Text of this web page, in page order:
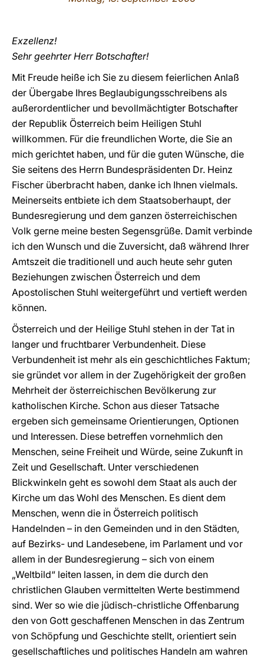
Exzellenz!
Sehr geehrter Herr Botschafter!
Mit Freude heiße ich Sie zu diesem feierlichen Anlaß
der Übergabe Ihres Beglaubigungsschreibens als
außerordentlicher und bevollmächtigter Botschafter
der Republik Österreich beim Heiligen Stuhl
willkommen. Für die freundlichen Worte, die Sie an
mich gerichtet haben, und für die guten Wünsche, die
Sie seitens des Herrn Bundespräsidenten Dr. Heinz
Fischer überbracht haben, danke ich Ihnen vielmals.
Meinerseits entbiete ich dem Staatsoberhaupt, der
Bundesregierung und dem ganzen österreichischen
Volk gerne meine besten Segensgrüße. Damit verbinde
ich den Wunsch und die Zuversicht, daß während Ihrer
Amtszeit die traditionell und auch heute sehr guten
Beziehungen zwischen Österreich und dem
Apostolischen Stuhl weitergeführt und vertieft werden
können.
Österreich und der Heilige Stuhl stehen in der Tat in
langer und fruchtbarer Verbundenheit. Diese
Verbundenheit ist mehr als ein geschichtliches Faktum;
sie gründet vor allem in der Zugehörigkeit der großen
Mehrheit der österreichischen Bevölkerung zur
katholischen Kirche. Schon aus dieser Tatsache
ergeben sich gemeinsame Orientierungen, Optionen
und Interessen. Diese betreffen vornehmlich den
Menschen, seine Freiheit und Würde, seine Zukunft in
Zeit und Gesellschaft. Unter verschiedenen
Blickwinkeln geht es sowohl dem Staat als auch der
Kirche um das Wohl des Menschen. Es dient dem
Menschen, wenn die in Österreich politisch
Handelnden – in den Gemeinden und in den Städten,
auf Bezirks- und Landesebene, im Parlament und vor
allem in der Bundesregierung – sich von einem
„Weltbild“ leiten lassen, in dem die durch den
christlichen Glauben vermittelten Werte bestimmend
sind. Wer so wie die jüdisch-christliche Offenbarung
den von Gott geschaffenen Menschen in das Zentrum
von Schöpfung und Geschichte stellt, orientiert sein
gesellschaftliches und politisches Handeln am wahren